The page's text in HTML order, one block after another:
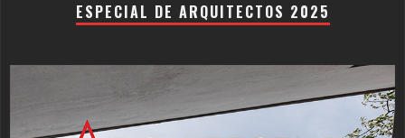
ESPECIAL DE ARQUITECTOS 2025